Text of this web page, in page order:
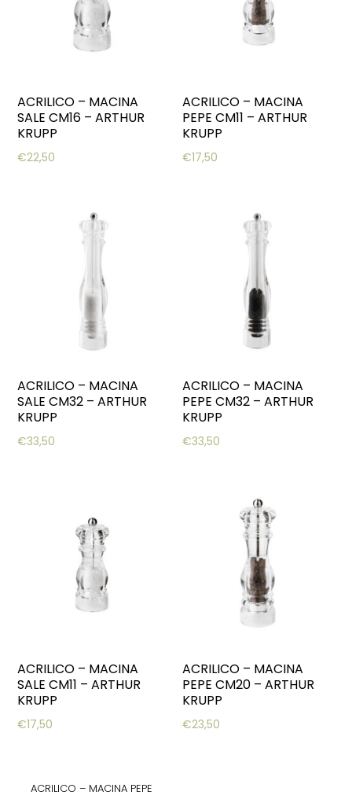
ACRILICO – MACINA
SALE CM16 – ARTHUR
KRUPP
€22,50
ACRILICO – MACINA
PEPE CM11 – ARTHUR
KRUPP
€17,50
ACRILICO – MACINA
SALE CM32 – ARTHUR
KRUPP
€33,50
ACRILICO – MACINA
PEPE CM32 – ARTHUR
KRUPP
€33,50
ACRILICO – MACINA
SALE CM11 – ARTHUR
KRUPP
€17,50
ACRILICO – MACINA
PEPE CM20 – ARTHUR
KRUPP
€23,50
ACRILICO – MACINA PEPE